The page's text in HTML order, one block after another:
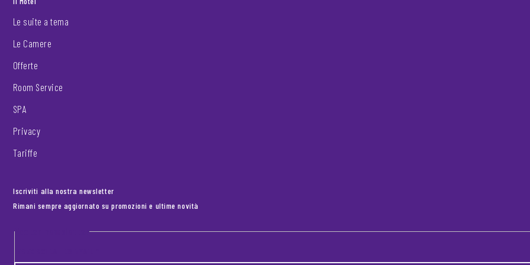
Le suite a tema
Le Camere
Offerte
Room Service
SPA
Privacy
Tariffe
Iscriviti alla nostra newsletter
Rimani sempre aggiornato su promozioni e ultime novità
Footer newsletter